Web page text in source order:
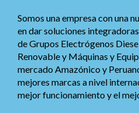
Somos una empresa con una
en dar soluciones
de Grupos Electrógenos
Renovable y Máquinas y
mercado Amazónico y
mejores marcas a nivel
mejor funcionamiento y el